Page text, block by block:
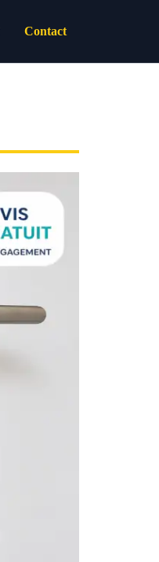
Contact